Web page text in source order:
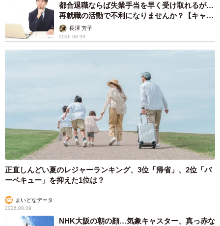
都合退職ならば失業手当を早く受け取れるが…
再就職の活動で不利になりませんか？【キャリ
アカウンセラーが解説】
長澤 芳子
2026.08.09
正直しんどい夏のレジャーランキング、3位「帰省」、2位「バ
ーベキュー」を抑えた1位は？
まいどなデータ
2026.08.09
NHK大阪の朝の顔…気象キャスター、真っ赤な